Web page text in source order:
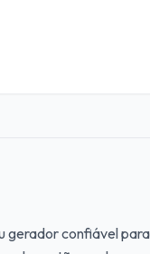
gerador confiável